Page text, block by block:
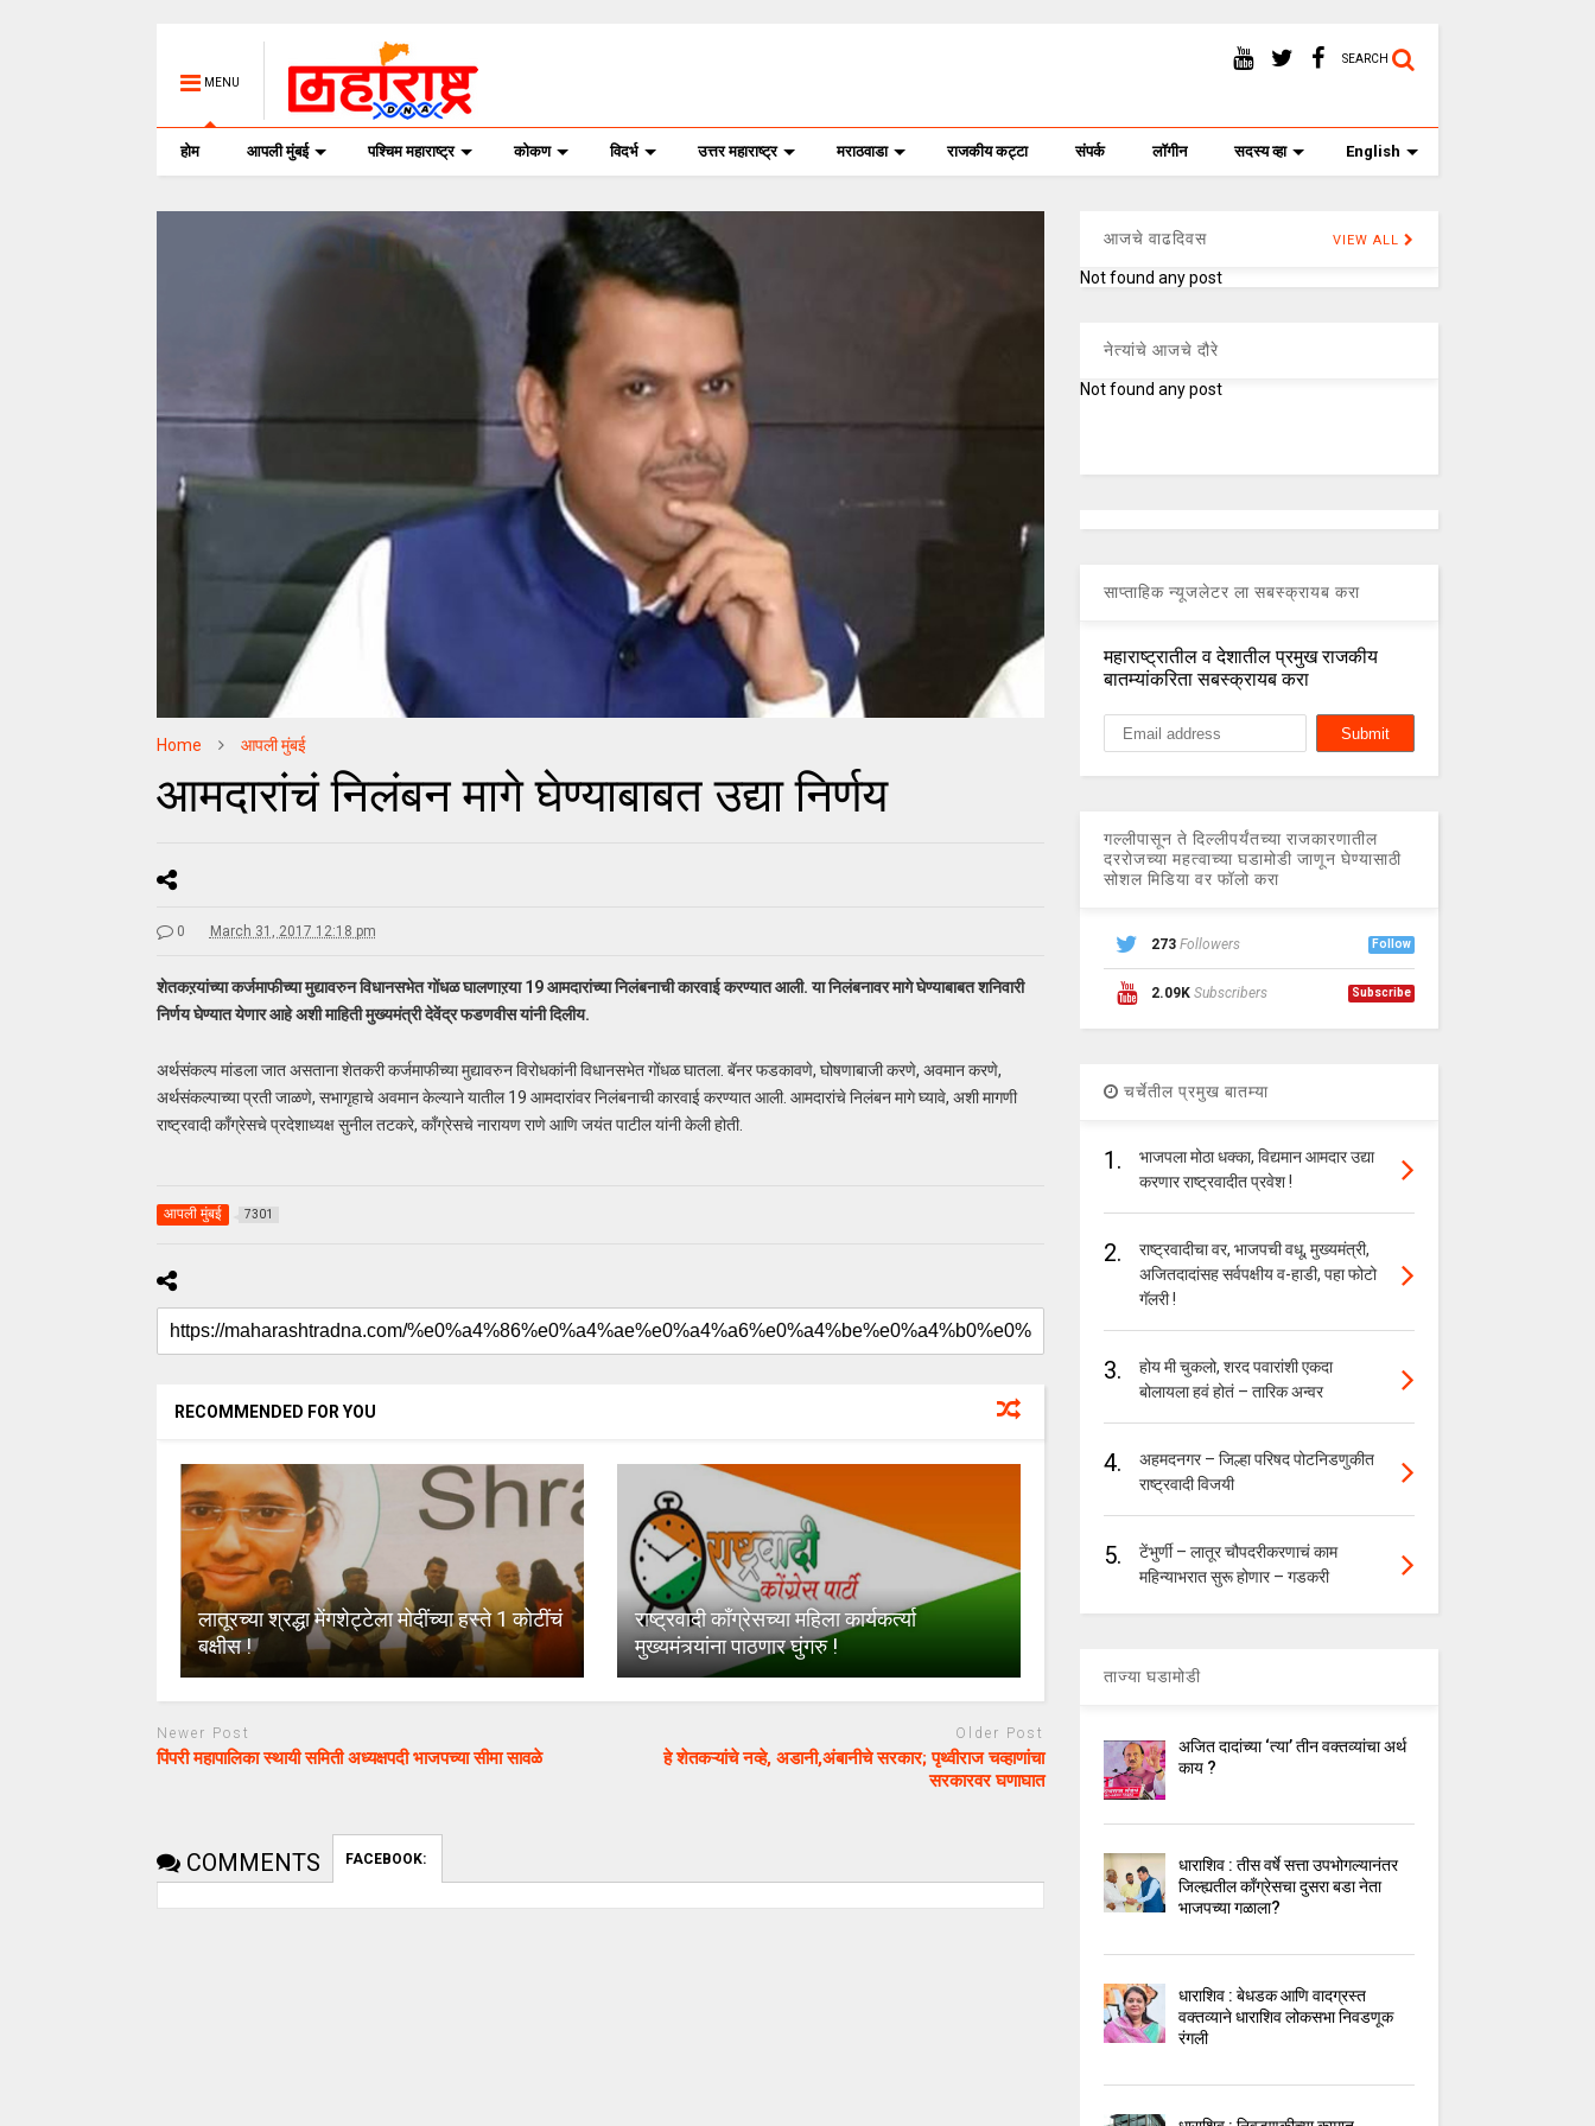
MENU
SEARCH
होम आपली मुंबई पश्चिम महाराष्ट्र कोकण विदर्भ उत्तर महाराष्ट्र मराठवाडा राजकीय कट्टा संपर्क लॉगीन सदस्य व्हा English
Home आपली मुंबई
आमदारांचं निलंबन मागे घेण्याबाबत उद्या निर्णय
0 March 31, 2017 12:18 pm
शेतकऱयांच्या कर्जमाफीच्या मुद्यावरुन विधानसभेत गोंधळ घालणाऱया 19 आमदारांच्या निलंबनाची कारवाई करण्यात आली. या निलंबनावर मागे घेण्याबाबत शनिवारी
निर्णय घेण्यात येणार आहे अशी माहिती मुख्यमंत्री देवेंद्र फडणवीस यांनी दिलीय.
अर्थसंकल्प मांडला जात असताना शेतकरी कर्जमाफीच्या मुद्यावरुन विरोधकांनी विधानसभेत गोंधळ घातला. बॅनर फडकावणे, घोषणाबाजी करणे, अवमान करणे,
अर्थसंकल्पाच्या प्रती जाळणे, सभागृहाचे अवमान केल्याने यातील 19 आमदारांवर निलंबनाची कारवाई करण्यात आली. आमदारांचे निलंबन मागे घ्यावे, अशी मागणी
राष्ट्रवादी काँग्रेसचे प्रदेशाध्यक्ष सुनील तटकरे, काँग्रेसचे नारायण राणे आणि जयंत पाटील यांनी केली होती.
आपली मुंबई 7301
RECOMMENDED FOR YOU
लातूरच्या श्रद्धा मेंगशेट्टेला मोदींच्या हस्ते 1 कोटींचं
बक्षीस !
राष्ट्रवादी काँग्रेसच्या महिला कार्यकर्त्या
मुख्यमंत्र्यांना पाठणार घुंगरु !
Newer Post
पिंपरी महापालिका स्थायी समिती अध्यक्षपदी भाजपच्या सीमा सावळे
Older Post
हे शेतकऱ्यांचे नव्हे, अडानी,अंबानीचे सरकार; पृथ्वीराज चव्हाणांचा
सरकारवर घणाघात
COMMENTS FACEBOOK:
आजचे वाढदिवस VIEW ALL
Not found any post
नेत्यांचे आजचे दौरे
Not found any post
साप्ताहिक न्यूजलेटर ला सबस्क्रायब करा
महाराष्ट्रातील व देशातील प्रमुख राजकीय
बातम्यांकरिता सबस्क्रायब करा
गल्लीपासून ते दिल्लीपर्यंतच्या राजकारणातील
दररोजच्या महत्वाच्या घडामोडी जाणून घेण्यासाठी
सोशल मिडिया वर फॉलो करा
273 Followers Follow
2.09K Subscribers Subscribe
चर्चेतील प्रमुख बातम्या
1.
भाजपला मोठा धक्का, विद्यमान आमदार उद्या
करणार राष्ट्रवादीत प्रवेश !
2.
राष्ट्रवादीचा वर, भाजपची वधू, मुख्यमंत्री,
अजितदादांसह सर्वपक्षीय व-हाडी, पहा फोटो
गॅलरी !
3.
होय मी चुकलो, शरद पवारांशी एकदा
बोलायला हवं होतं – तारिक अन्वर
4.
अहमदनगर – जिल्हा परिषद पोटनिडणुकीत
राष्ट्रवादी विजयी
5.
टेंभुर्णी – लातूर चौपदरीकरणाचं काम
महिन्याभरात सुरू होणार – गडकरी
ताज्या घडामोडी
अजित दादांच्या ‘त्या’ तीन वक्तव्यांचा अर्थ
काय ?
धाराशिव : तीस वर्षे सत्ता उपभोगल्यानंतर
जिल्ह्यतील कॉंग्रेसचा दुसरा बडा नेता
भाजपच्या गळाला?
धाराशिव : बेधडक आणि वादग्रस्त
वक्तव्याने धाराशिव लोकसभा निवडणूक
रंगली